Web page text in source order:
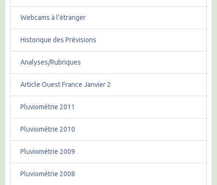
Webcams à l'étranger
Historique des Prévisions
Analyses/Rubriques
Article Ouest France Janvier 2
Pluviométrie 2011
Pluviométrie 2010
Pluviométrie 2009
Pluviométrie 2008